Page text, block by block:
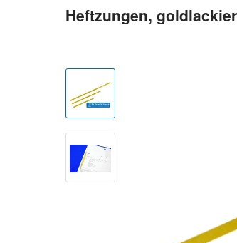
Heftzungen,